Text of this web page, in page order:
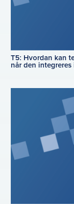
T5: Hvordan kan
når den